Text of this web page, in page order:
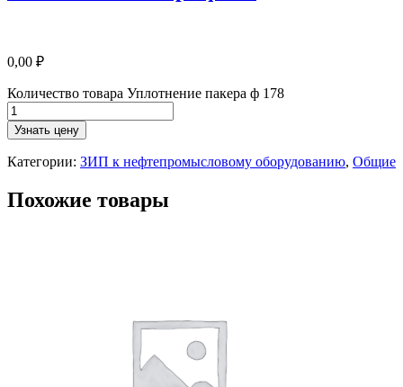
0,00 ₽
Количество товара Уплотнение пакера ф 178
Узнать цену
Категории: ЗИП к нефтепромысловому оборудованию, Общие
Похожие товары